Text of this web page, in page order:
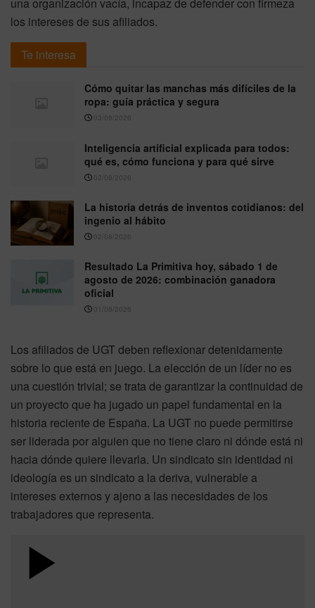
una organización vacía, incapaz de defender con firmeza
los intereses de sus afiliados.
Te interesa
Cómo quitar las manchas más difíciles de la
ropa: guía práctica y segura
03/08/2026
Inteligencia artificial explicada para todos:
qué es, cómo funciona y para qué sirve
02/08/2026
La historia detrás de inventos cotidianos: del
ingenio al hábito
02/08/2026
Resultado La Primitiva hoy, sábado 1 de
agosto de 2026: combinación ganadora
oficial
01/08/2026
Los afiliados de UGT deben reflexionar detenidamente
sobre lo que está en juego. La elección de un líder no es
una cuestión trivial; se trata de garantizar la continuidad de
un proyecto que ha jugado un papel fundamental en la
historia reciente de España. La UGT no puede permitirse
ser liderada por alguien que no tiene claro ni dónde está ni
hacia dónde quiere llevarla. Un sindicato sin identidad ni
ideología es un sindicato a la deriva, vulnerable a
intereses externos y ajeno a las necesidades de los
trabajadores que representa.